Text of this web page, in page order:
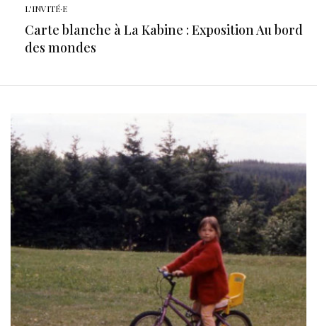
L'INVITÉ·E
Carte blanche à La Kabine : Exposition Au bord
des mondes